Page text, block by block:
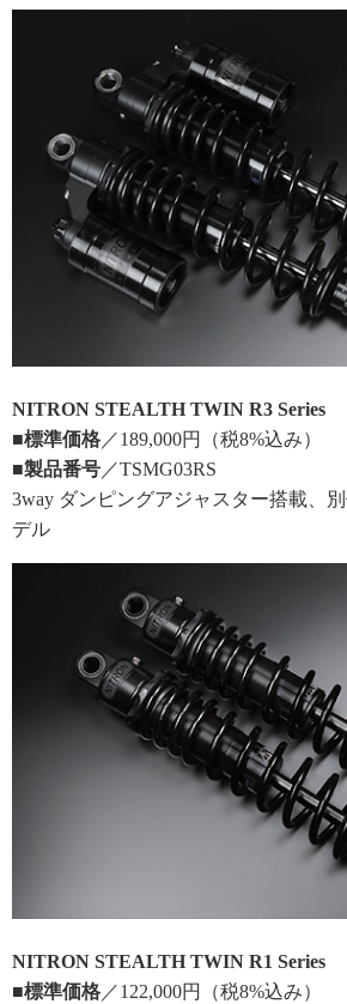
NITRON STEALTH TWIN R3 Series
■標準価格 ／189,000円（税8%込み）
■製品番号 ／TSMG03RS
3way ダンピングアジャスター搭載、
デル
NITRON STEALTH TWIN R1 Series
■標準価格／122,000円（税8%込み）